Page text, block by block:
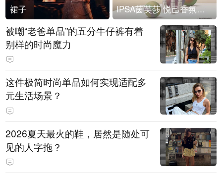
裙子 IPSA茵芙莎 悦己香氛凝露上市
被嘲“老爸单品”的五分牛仔裤有着
别样的时尚魔力
这件极简时尚单品如何实现适配多
元生活场景？
2026夏天最火的鞋，居然是随处可
见的人字拖？